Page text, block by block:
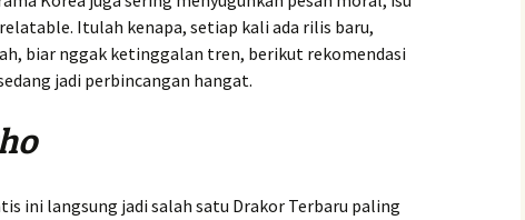
Itulah kenapa, setiap kali ada rilis baru,
biar nggak ketinggalan tren, berikut rekomendasi
jadi perbincangan hangat.
ini langsung jadi salah satu Drakor Terbaru paling